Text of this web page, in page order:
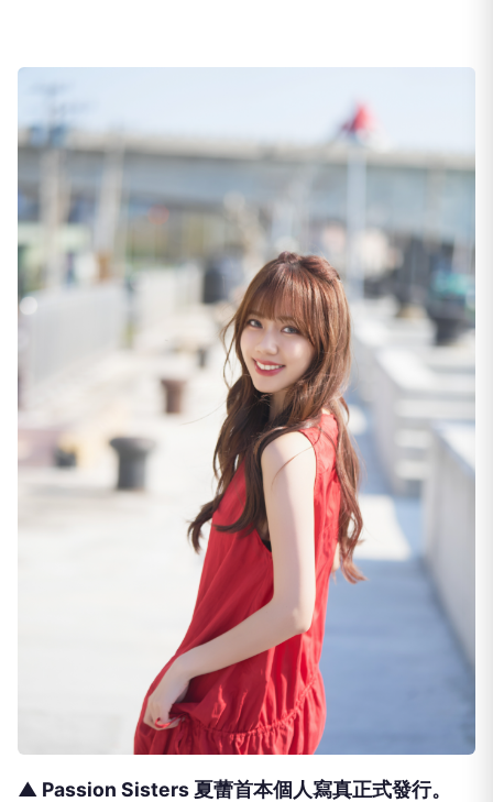
▲ Passion Sisters 夏蕾首本個人寫真正式發行。